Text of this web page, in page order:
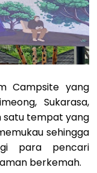
Campsite yang
Sukarasa,
satu tempat yang
sehingga
para pencari
berkemah.